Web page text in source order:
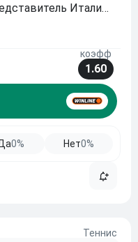
Италии
неплохую игру, а в
редко, и
коэфф
1.60
0% Нет0%
Теннис